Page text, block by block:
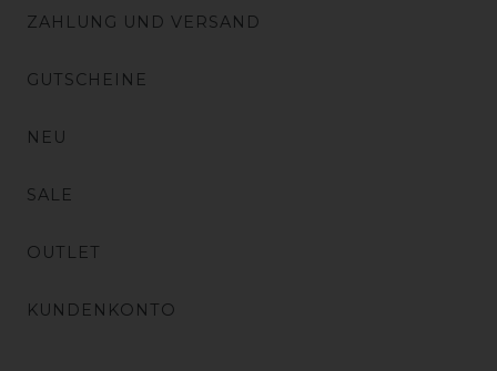
ZAHLUNG UND VERSAND
GUTSCHEINE
NEU
SALE
OUTLET
KUNDENKONTO